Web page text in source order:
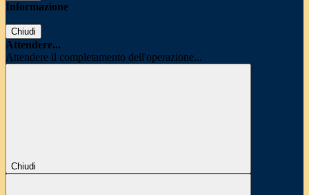
Informazione
Chiudi
Attendere...
Attendere il completamento dell'operazione...
Chiudi